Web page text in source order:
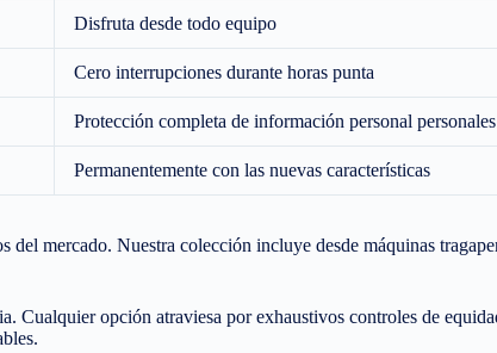
Disfruta desde todo equipo
Cero interrupciones durante horas punta
Protección completa de información personal personales
Permanentemente con las nuevas características
mercado. Nuestra colección incluye desde máquinas
Cualquier opción atraviesa por exhaustivos controles de